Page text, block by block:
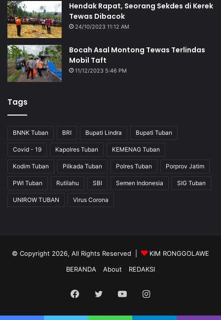
Hendak Rapat, Seorang Sekdes di Kerek
Tewas Dibacok
24/10/2023 11:12 AM
Bocah Asal Montong Tewas Terlindas
Mobil Taft
11/12/2023 5:46 PM
Tags
BNNK Tuban BRI Bupati Lindra Bupati Tuban
Covid - 19 Kapolres Tuban KEMENAG Tuban
Kodim Tuban Pilkada Tuban Polres Tuban Porprov Jatim
PWI Tuban Rutilahu SBI Semen Indonesia SIG Tuban
UNIROW TUBAN Virus Corona
© Copyright 2026, All Rights Reserved |
KIM RONGGOLAWE
BERANDA
About REDAKSI
Facebook
Twitter YouTubeInstagram